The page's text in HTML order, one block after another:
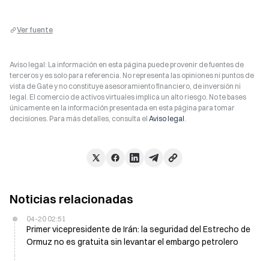
Ver fuente
Aviso legal: La información en esta página puede provenir de fuentes de
terceros y es solo para referencia. No representa las opiniones ni puntos de
vista de Gate y no constituye asesoramiento financiero, de inversión ni
legal. El comercio de activos virtuales implica un alto riesgo. No te bases
únicamente en la información presentada en esta página para tomar
decisiones. Para más detalles, consulta el Aviso legal.
Noticias relacionadas
04-20 02:51
Primer vicepresidente de Irán: la seguridad del Estrecho de
Ormuz no es gratuita sin levantar el embargo petrolero